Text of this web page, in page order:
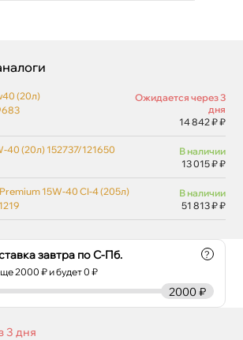
завтра по С-Пб.
2000 ₽ и будет 0 ₽
?
2000 ₽
3 дня
(20л)
Ожидается через 3
дня
14 842 ₽ ₽
40 (20л) 152737/121650
наличии
13 015 ₽ ₽
15W-40 CI-4 (205л)
наличии
51 813 ₽ ₽